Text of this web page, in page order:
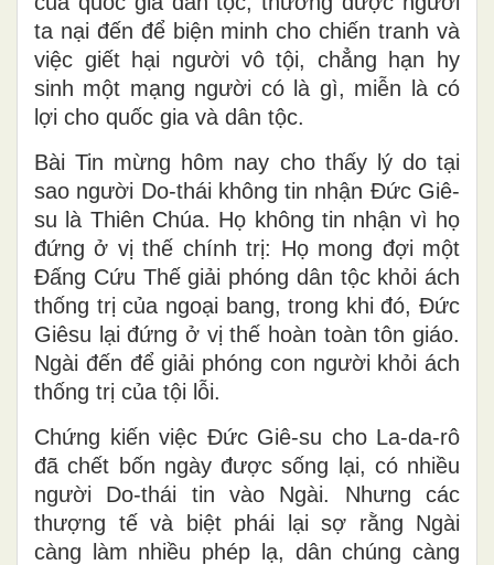
ta nại đến để biện minh cho chiến tranh và
việc giết hại người vô tội, chẳng hạn hy
sinh một mạng người có là gì, miễn là có
lợi cho quốc gia và dân tộc.
Bài Tin mừng hôm nay cho thấy lý do tại
sao người Do-thái không tin nhận Đức Giê-
su là Thiên Chúa. Họ không tin nhận vì họ
đứng ở vị thế chính trị: Họ mong đợi một
Đấng Cứu Thế giải phóng dân tộc khỏi ách
thống trị của ngoại bang, trong khi đó, Đức
Giêsu lại đứng ở vị thế hoàn toàn tôn giáo.
Ngài đến để giải phóng con người khỏi ách
thống trị của tội lỗi.
Chứng kiến việc Đức Giê-su cho La-da-rô
đã chết bốn ngày được sống lại, có nhiều
người Do-thái tin vào Ngài. Nhưng các
thượng tế và biệt phái lại sợ rằng Ngài
càng làm nhiều phép lạ, dân chúng càng